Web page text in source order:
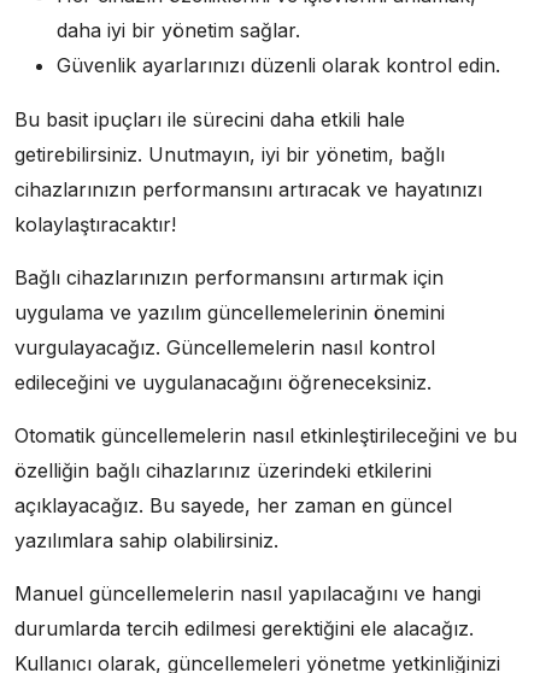
daha iyi bir yönetim sağlar.
Güvenlik ayarlarınızı düzenli olarak kontrol edin.
Bu basit ipuçları ile sürecini daha etkili hale
getirebilirsiniz. Unutmayın, iyi bir yönetim, bağlı
cihazlarınızın performansını artıracak ve hayatınızı
kolaylaştıracaktır!
Bağlı cihazlarınızın performansını artırmak için
uygulama ve yazılım güncellemelerinin önemini
vurgulayacağız. Güncellemelerin nasıl kontrol
edileceğini ve uygulanacağını öğreneceksiniz.
Otomatik güncellemelerin nasıl etkinleştirileceğini ve bu
özelliğin bağlı cihazlarınız üzerindeki etkilerini
açıklayacağız. Bu sayede, her zaman en güncel
yazılımlara sahip olabilirsiniz.
Manuel güncellemelerin nasıl yapılacağını ve hangi
durumlarda tercih edilmesi gerektiğini ele alacağız.
Kullanıcı olarak, güncellemeleri yönetme yetkinliğinizi